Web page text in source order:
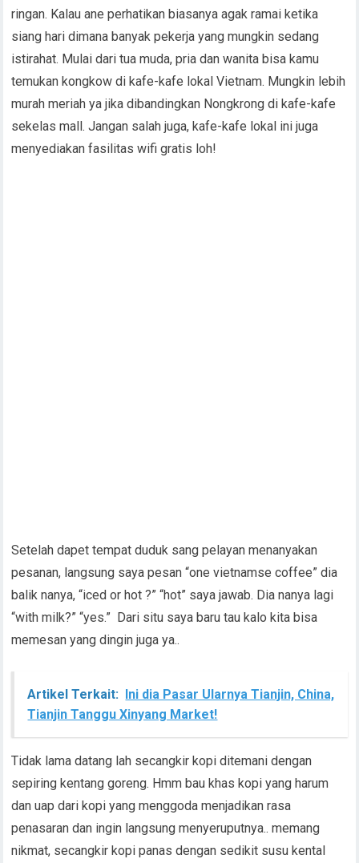
ringan. Kalau ane perhatikan biasanya agak ramai ketika
siang hari dimana banyak pekerja yang mungkin sedang
istirahat. Mulai dari tua muda, pria dan wanita bisa kamu
temukan kongkow di kafe-kafe lokal Vietnam. Mungkin lebih
murah meriah ya jika dibandingkan Nongkrong di kafe-kafe
sekelas mall. Jangan salah juga, kafe-kafe lokal ini juga
menyediakan fasilitas wifi gratis loh!
Setelah dapet tempat duduk sang pelayan menanyakan
pesanan, langsung saya pesan “one vietnamse coffee” dia
balik nanya, “iced or hot ?” “hot” saya jawab. Dia nanya lagi
“with milk?” “yes.” Dari situ saya baru tau kalo kita bisa
memesan yang dingin juga ya..
Artikel Terkait: Ini dia Pasar Ularnya Tianjin, China,
Tianjin Tanggu Xinyang Market!
Tidak lama datang lah secangkir kopi ditemani dengan
sepiring kentang goreng. Hmm bau khas kopi yang harum
dan uap dari kopi yang menggoda menjadikan rasa
penasaran dan ingin langsung menyeruputnya.. memang
nikmat, secangkir kopi panas dengan sedikit susu kental